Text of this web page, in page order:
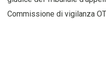
Commissione di vigilanza